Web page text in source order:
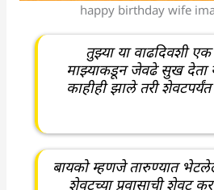
happy birthday wife
तुझ्या या वाढदिवशी
माझ्याकडून जेवढे सुख
काहीही झाले तरी
बायको म्हणजे तारुण्यात
शेवटच्या प्रवासाची शेवट